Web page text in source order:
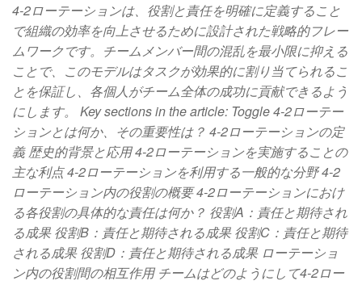
4-2ローテーションは、役割と責任を明確に定義すること
で組織の効率を向上させるために設計された戦略的フレー
ムワークです。チームメンバー間の混乱を最小限に抑える
ことで、このモデルはタスクが効果的に割り当てられるこ
とを保証し、各個人がチーム全体の成功に貢献できるよう
にします。 Key sections in the article: Toggle 4-2ローテー
ションとは何か、その重要性は？ 4-2ローテーションの定
義 歴史的背景と応用 4-2ローテーションを実施することの
主な利点 4-2ローテーションを利用する一般的な分野 4-2
ローテーション内の役割の概要 4-2ローテーションにおけ
る各役割の具体的な責任は何か？ 役割A：責任と期待され
る成果 役割B：責任と期待される成果 役割C：責任と期待
される成果 役割D：責任と期待される成果 ローテーショ
ン内の役割間の相互作用 チームはどのようにして4-2ロー